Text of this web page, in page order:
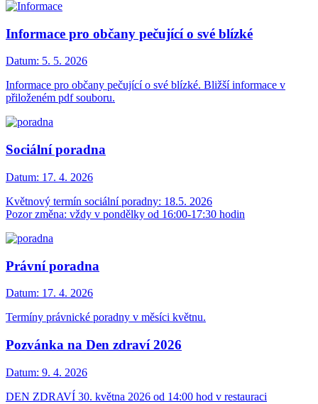
Informace pro občany pečující o své blízké
Datum: 5. 5. 2026
Informace pro občany pečující o své blízké. Bližší informace v
přiloženém pdf souboru.
Sociální poradna
Datum: 17. 4. 2026
Květnový termín sociální poradny: 18.5. 2026
Pozor změna: vždy v pondělky od 16:00-17:30 hodin
Právní poradna
Datum: 17. 4. 2026
Termíny právnické poradny v měsíci květnu.
Pozvánka na Den zdraví 2026
Datum: 9. 4. 2026
DEN ZDRAVÍ 30. května 2026 od 14:00 hod v restauraci